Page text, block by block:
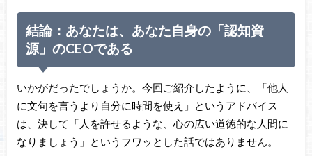
結論：あなたは、あなた自身の「認知資
源」のCEOである
いかがだったでしょうか。今回ご紹介したように、「他人
に文句を言うより自分に時間を使え」というアドバイス
は、決して「人を許せるような、心の広い道徳的な人間に
なりましょう」というフワッとした話ではありません。